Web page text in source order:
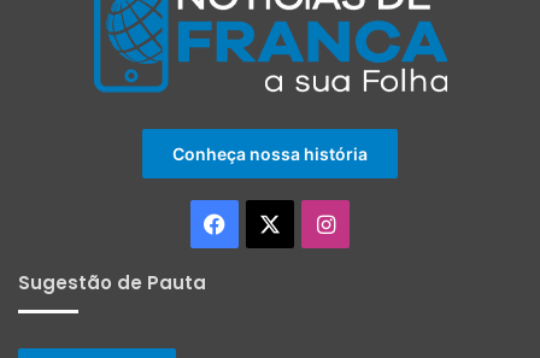
Conheça nossa história
Facebook Instagram
Sugestão de Pauta